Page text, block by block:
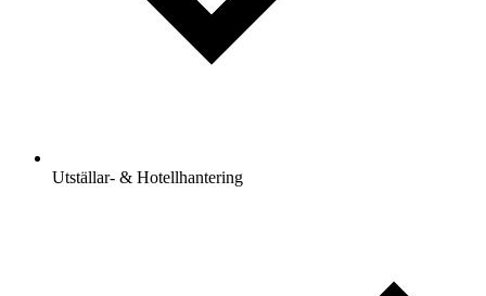
Utställar- & Hotellhantering